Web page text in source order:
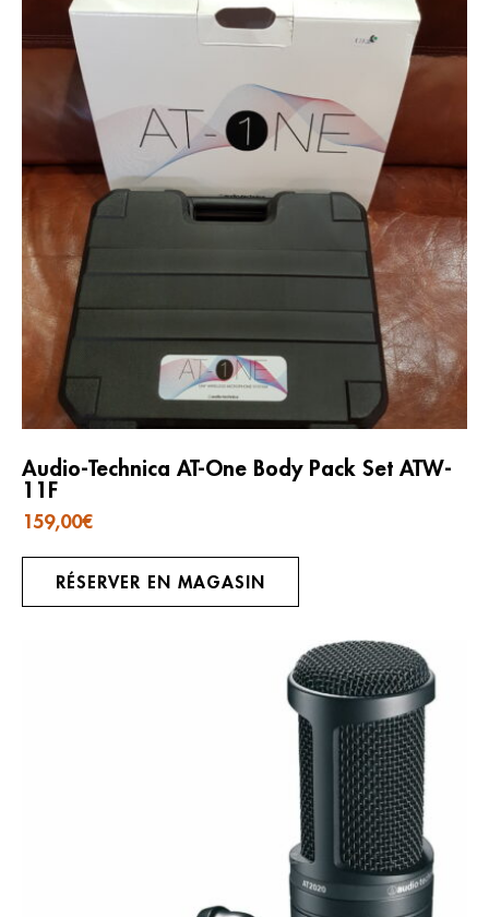
Audio-Technica AT-One Body Pack Set ATW-
11F
159,00€
RÉSERVER EN MAGASIN